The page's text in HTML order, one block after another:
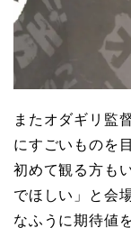
またオダギリ監
にすごいものを
初めて観る方も
でほしい」と会
なふうに期待値